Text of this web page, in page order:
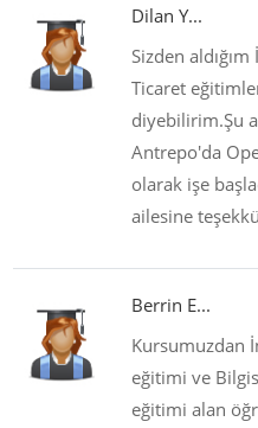
Dilan Y...
Sizden
Ticaret
diyebilirim.Şu
Antrepo'da
olarak işe
ailesine
Berrin E...
Kursumuzdan
eğitimi ve
eğitimi alan